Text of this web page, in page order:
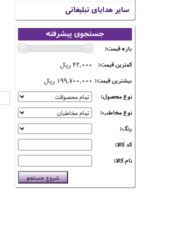
سایر هدایای تبلیغاتی
جستجوی پیشرفته
بازه قیمت:
کمترین قیمت:
42,000 ریال
بیشترین قیمت: 199,700,000 ریال
نوع محصول:
نوع مخاطب:
رنگ:
کد کالا:
نام کالا: